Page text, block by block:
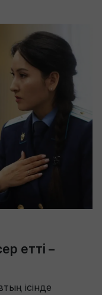
етті –
ісінде